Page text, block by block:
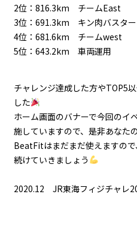
2位：816.3km チームEast
3位：691.3km キン肉バスター
4位：681.6km チームwest
5位：643.2km 車両運用
チャレンジ達成した方やTOP5
した
ホーム画面のバナーで今回のイ
施していますので、是非あなた
BeatFitはまだまだ使えますの
続けていきましょう
2020.12 JR東海フィジチャレ